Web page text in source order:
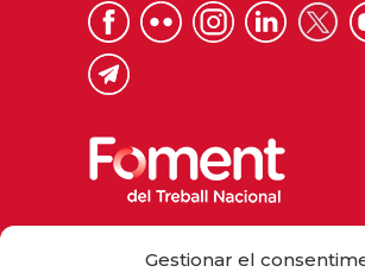
Gestionar el